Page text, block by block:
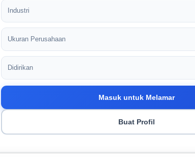
Industri
Ukuran Perusahaan
Didirikan
Masuk untuk Melamar
Buat Profil